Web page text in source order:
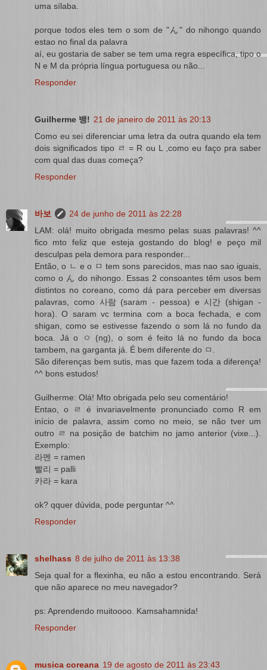
uma sílaba.
porque todos eles tem o som de "ん" do nihongo quando
estao no final da palavra
aí, eu gostaria de saber se tem uma regra específica, tipo o
N e M da própria língua portuguesa ou não...
Responder
Guilherme 뱅! 21 de janeiro de 2011 às 20:13
Como eu sei diferenciar uma letra da outra quando ela tem
dois significados tipo ㄹ = R ou L ,como eu faço pra saber
com qual das duas começa?
Responder
바보
24 de junho de 2011 às 22:28
LAM: olá! muito obrigada mesmo pelas suas palavras! ^^
fico mto feliz que esteja gostando do blog! e peço mil
desculpas pela demora para responder...
Então, o ㄴ e o ㅁ tem sons parecidos, mas nao sao iguais,
como o ん do nihongo. Essas 2 consoantes têm usos bem
distintos no coreano, como dá para perceber em diversas
palavras, como 사람 (saram - pessoa) e 시간 (shigan -
hora). O saram vc termina com a boca fechada, e com
shigan, como se estivesse fazendo o som lá no fundo da
boca. Já o ㅇ (ng), o som é feito lá no fundo da boca
tambem, na garganta já. É bem diferente do ㅁ.
São diferenças bem sutis, mas que fazem toda a diferença!
^^ bons estudos!
Guilherme: Olá! Mto obrigada pelo seu comentário!
Entao, o ㄹ é invariavelmente pronunciado como R em
início de palavra, assim como no meio, se não tver um
outro ㄹ na posição de batchim no jamo anterior (vixe...).
Exemplo:
라멘 = ramen
빨리 = palli
카라 = kara
ok? qquer dúvida, pode perguntar ^^
Responder
shelhass 8 de julho de 2011 às 13:38
Seja qual for a flexinha, eu não a estou encontrando. Será
que não aparece no meu navegador?
ps: Aprendendo muitoooo. Kamsahamnida!
Responder
musica coreana 19 de agosto de 2011 às 23:43